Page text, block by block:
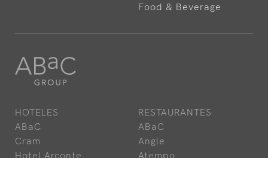
Experiencias
Equipo
Food & Beverage
HOTELES
ABaC
Cram
Hotel Arconte
RESTAURANTES
ABaC
Angle
Atempo